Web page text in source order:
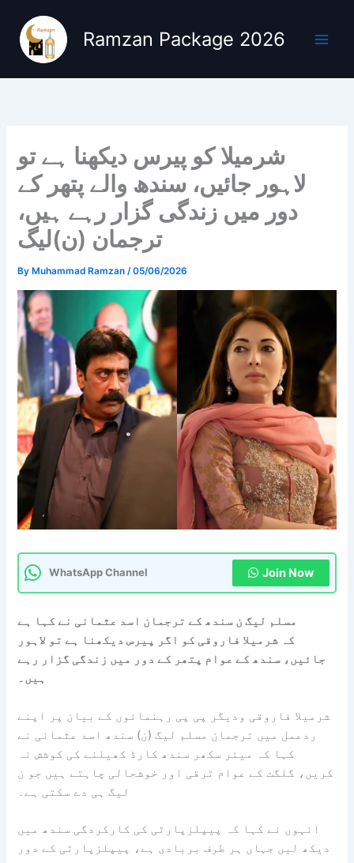
content
Ramzan Package 2026
شرمیلا کو پیرس دیکھنا ہے تو
لاہور جائیں، سندھ والے پتھر کے
دور میں زندگی گزار رہے ہیں،
ترجمان (ن)لیگ
By Muhammad Ramzan/05/06/2026
WhatsApp Channel Join Now
مسلم لیگ ن سندھ کے ترجمان اسد عثمانی نے کہا ہے
کہ شرمیلا فاروقی کو اگر پیرس دیکھنا ہے تو لاہور
جائیں، سندھ کے عوام پتھر کے دور میں زندگی گزار رہے
ہیں۔
شرمیلا فاروقی ودیگر پی پی رہنمائوں کے بیان پر اپنے
ردعمل میں ترجمان مسلم لیگ (ن) سندھ اسد عثمانی نے
کہا کہ میئر سکھر سندھ کارڈ کھیلنے کی کوشش نہ
کریں، گلگت کے عوام ترقی اور خوشحالی چاہتے ہیں جو ن
لیگ ہی دے سکتی ہے۔
انہوں نے کہا کہ پیپلزپارٹی کی کارکردگی سندھ میں
دیکھ لیں جہاں ہر طرف بربادی ہے، پیپلزپارٹی کے دور